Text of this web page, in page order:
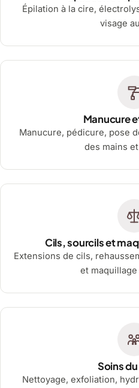
Épilation à la cire,
visage
Manucure
Manucure, pédicure, pose
des mains
Cils, sourcils et
Extensions de cils,
et
Soins
Nettoyage, exfoliation,